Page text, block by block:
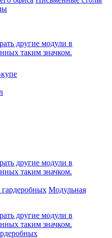
другие модули в
таким значком.
другие модули в
таким значком.
Модульная
другие модули в
таким значком.